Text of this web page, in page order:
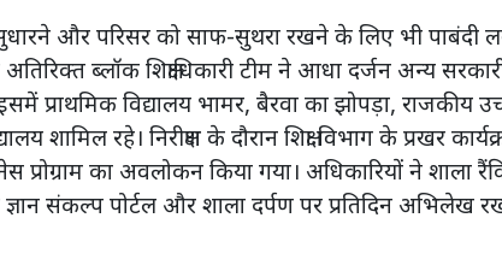
और परिसर को साफ-सुथरा रखने के लिए भी पाबंदी
ब्लॉक शिक्षाधिकारी टीम ने आधा दर्जन अन्य
प्राथमिक विद्यालय भामर, बैरवा का झोपड़ा, राजकीय
शामिल रहे। निरीक्षण के दौरान शिक्षा विभाग के प्रखर
का अवलोकन किया गया। अधिकारियों ने शाला
ज्ञान संकल्प पोर्टल और शाला दर्पण पर प्रतिदिन अभिलेख